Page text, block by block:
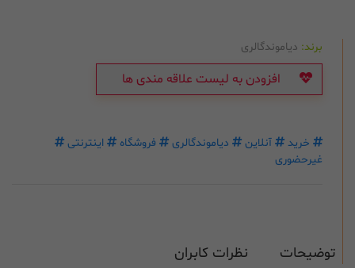
برند: دیاموندگالری
افزودن به لیست علاقه مندی ها
خرید آنلاین دیاموندگالری فروشگاه
اینترنتی
غیرحضوری
توضیحات نظرات کابران